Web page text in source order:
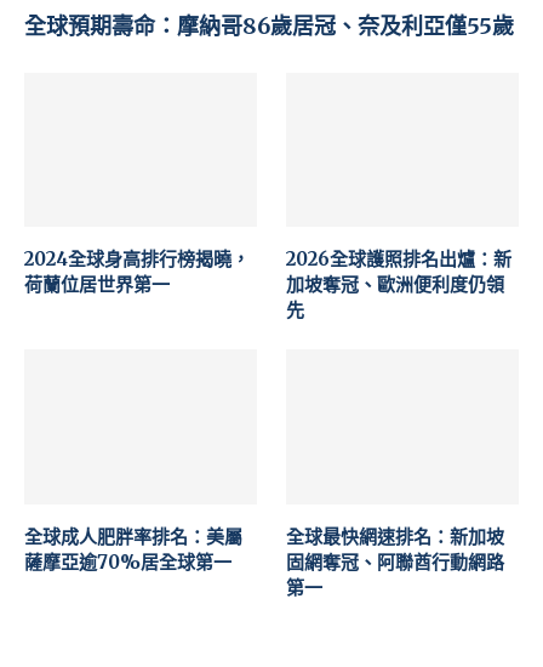
全球預期壽命：摩納哥86歲居冠、奈及利亞僅55歲
2024全球身高排行榜揭曉，
荷蘭位居世界第一
2026全球護照排名出爐：新
加坡奪冠、歐洲便利度仍領
先
全球成人肥胖率排名：美屬
薩摩亞逾70%居全球第一
全球最快網速排名：新加坡
固網奪冠、阿聯酋行動網路
第一